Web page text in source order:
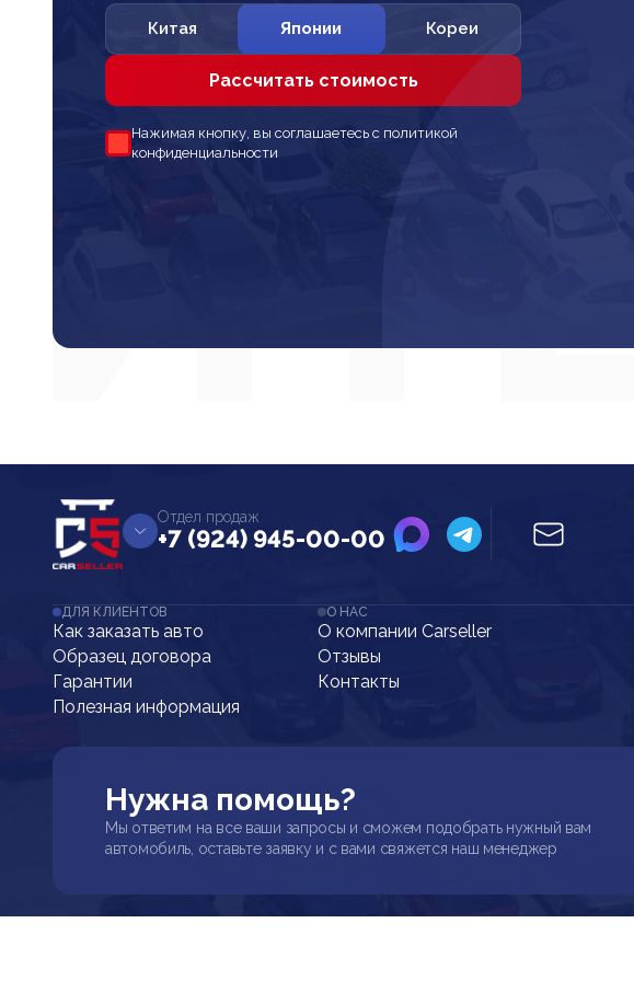
Китая Японии Кореи
Рассчитать стоимость
Нажимая кнопку, вы соглашаетесь с политикой
конфиденциальности
Отдел продаж
+7 (924) 945-00-00
ДЛЯ КЛИЕНТОВ
Как заказать авто
Образец договора
Гарантии
Полезная информация
О НАС
О компании Carseller
Отзывы
Контакты
Нужна помощь?
Мы ответим на все ваши запросы и сможем подобрать нужный вам
автомобиль, оставьте заявку и с вами свяжется наш менеджер